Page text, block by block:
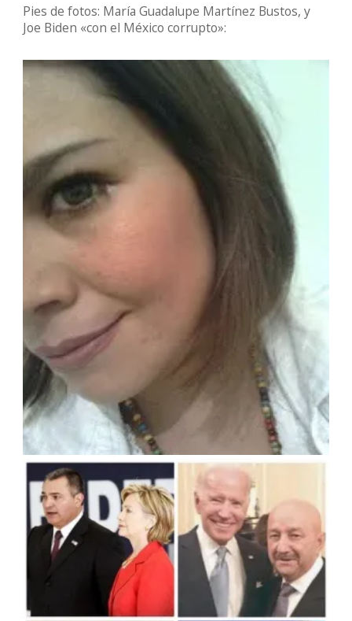
Pies de fotos: María Guadalupe Martínez Bustos, y
Joe Biden «con el México corrupto»: